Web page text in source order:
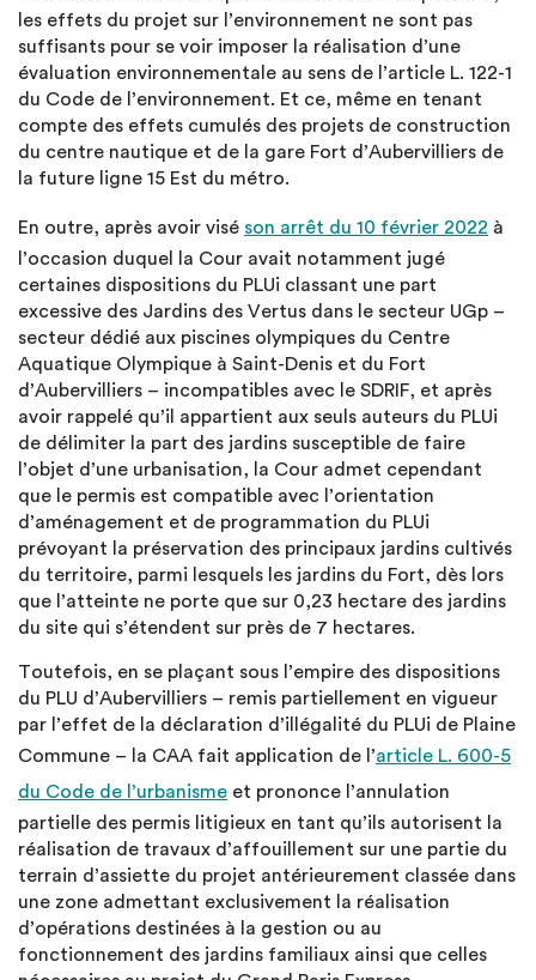
les effets du projet sur l’environnement ne sont pas
suffisants pour se voir imposer la réalisation d’une
évaluation environnementale au sens de l’article L. 122-1
du Code de l’environnement. Et ce, même en tenant
compte des effets cumulés des projets de construction
du centre nautique et de la gare Fort d’Aubervilliers de
la future ligne 15 Est du métro.
En outre, après avoir visé son arrêt du 10 février 2022 à
l’occasion duquel la Cour avait notamment jugé
certaines dispositions du PLUi classant une part
excessive des Jardins des Vertus dans le secteur UGp –
secteur dédié aux piscines olympiques du Centre
Aquatique Olympique à Saint-Denis et du Fort
d’Aubervilliers – incompatibles avec le SDRIF, et après
avoir rappelé qu’il appartient aux seuls auteurs du PLUi
de délimiter la part des jardins susceptible de faire
l’objet d’une urbanisation, la Cour admet cependant
que le permis est compatible avec l’orientation
d’aménagement et de programmation du PLUi
prévoyant la préservation des principaux jardins cultivés
du territoire, parmi lesquels les jardins du Fort, dès lors
que l’atteinte ne porte que sur 0,23 hectare des jardins
du site qui s’étendent sur près de 7 hectares.
Toutefois, en se plaçant sous l’empire des dispositions
du PLU d’Aubervilliers – remis partiellement en vigueur
par l’effet de la déclaration d’illégalité du PLUi de Plaine
Commune – la CAA fait application de l’article L. 600-5
du Code de l’urbanisme et prononce l’annulation
partielle des permis litigieux en tant qu’ils autorisent la
réalisation de travaux d’affouillement sur une partie du
terrain d’assiette du projet antérieurement classée dans
une zone admettant exclusivement la réalisation
d’opérations destinées à la gestion ou au
fonctionnement des jardins familiaux ainsi que celles